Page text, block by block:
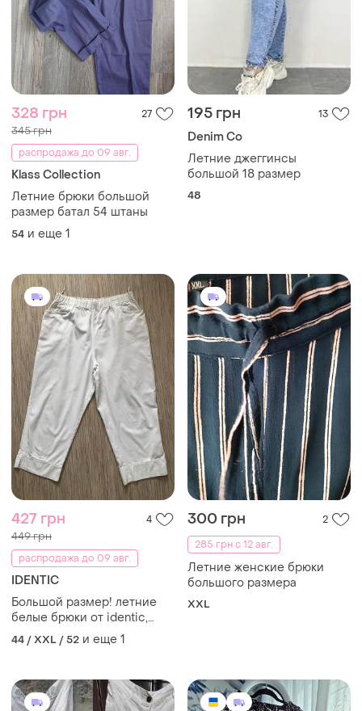
328 грн 27
345 грн
распродажа до 09 авг.
Klass Collection
Летние брюки большой
размер батал 54 штаны
54 и еще 1
195 грн 13
Denim Co
Летние джеггинсы
большой 18 размер
48
427 грн 4
449 грн
распродажа до 09 авг.
IDENTIC
Большой размер! летние
белые брюки от identic,
размер xxl
44 / XXL / 52 и еще 1
300 грн
2
285 грн с 12 авг.
Летние женские брюки
большого размера
XXL